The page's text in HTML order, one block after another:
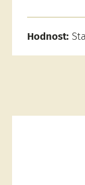
Hodnost: